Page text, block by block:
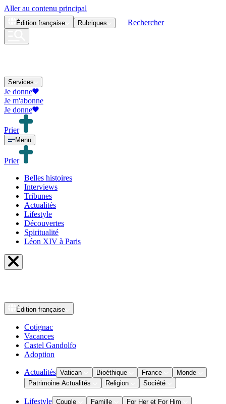
Aller au contenu principal
Édition française Rubriques Rechercher
Services
Je donne
Je m'abonne
Je donne
Prier
Menu
Prier
Belles histoires
Interviews
Tribunes
Actualités
Lifestyle
Découvertes
Spiritualité
Léon XIV à Paris
Édition française
Cotignac
Vacances
Castel Gandolfo
Adoption
Actualités Vatican Bioéthique France
Monde
Patrimoine Actualités
Religion Société
Lifestyle Couple Famille
For Her et For Him